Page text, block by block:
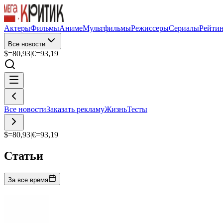
АктерыФильмыАнимеМультфильмыРежиссерыСериалы
Все новости
$=80,93|€=93,19
Все новостиЗаказать рекламуЖизньТесты
$=80,93|€=93,19
Статьи
За все время